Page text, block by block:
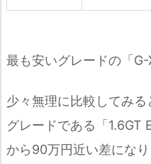
最も安いグレードの「
少々無理に比較してみ
グレードである「
から90万円近い差にな